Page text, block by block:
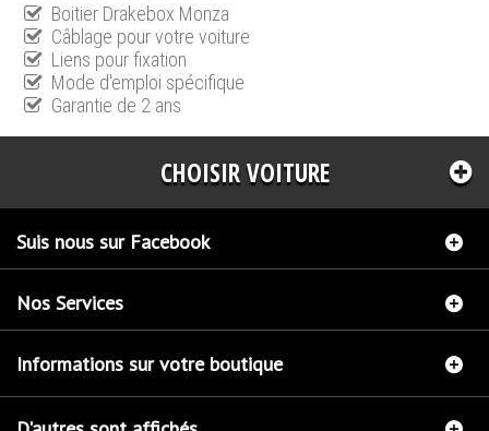
Boitier Drakebox Monza
Câblage pour votre voiture
Liens pour fixation
Mode d'emploi spécifique
Garantie de 2 ans
CHOISIR VOITURE
Suis nous sur Facebook
Nos Services
Informations sur votre boutique